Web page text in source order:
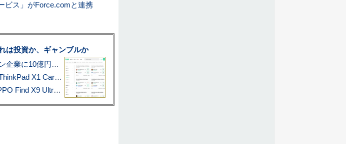
ビス」がForce.comと連携
は投資か、ギャンブルか
アマゾン配送を支える物流大手、ステーブルコイン企業に10億円投資のワケ
あこがれの旗艦モバイルノートPC最新モデル=「ThinkPad X1 Carbon Gen 14 Aura Edition」実機レビュー
ハッセルブラッド搭載の頂上カメラ・スマホ「OPPO Find X9 Ultra」実写レビュー=プロが本気で徹底撮影しました!!